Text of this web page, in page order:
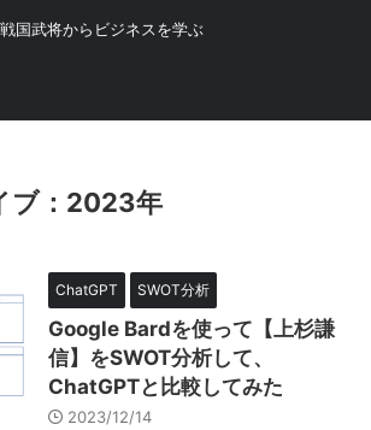
戦国武将からビジネスを学ぶ
ブ：2023年
ChatGPT SWOT分析
Google Bardを使って【上杉謙
信】をSWOT分析して、
ChatGPTと比較してみた
2023/12/14